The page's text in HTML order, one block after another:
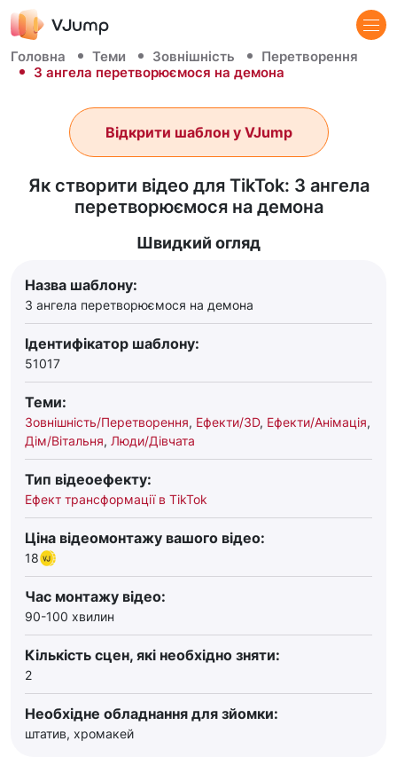
Головна Теми Зовнішність
Перетворення
З ангела перетворюємося на демона
Як створити відео для TikTok: З ангела
перетворюємося на демона
Відкрити шаблон у VJump
Швидкий огляд
Назва шаблону:
З ангела перетворюємося на демона
Ідентифікатор шаблону:
51017
Теми:
Зовнішність/Перетворення, Ефекти/3D, Ефекти/Анімація,
Дім/Вітальня, Люди/Дівчата
Тип відеоефекту:
Ефект трансформації в TikTok
Ціна відеомонтажу вашого відео:
18
Час монтажу відео:
90-100 хвилин
Кількість сцен, які необхідно зняти:
2
Необхідне обладнання для зйомки:
штатив, хромакей